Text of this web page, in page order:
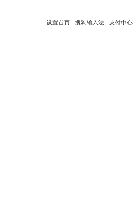
设置首页 - 搜狗输入法 - 支付中心 -